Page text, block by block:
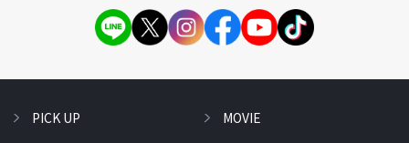
PICK UP MOVIE